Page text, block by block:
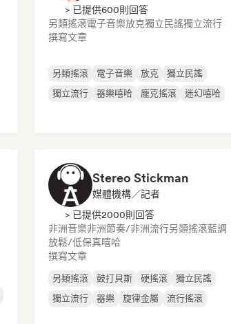
> 已提供600則回答
另類搖滾電子音樂放克獨立民謠獨立流行
撰寫文章
另類搖滾 電子音樂 放克
獨立民謠
獨立流行
器樂嘻哈 龐克搖滾 迷幻嘻哈
Stereo Stickman
媒體機構／記者
> 已提供2000則回答
非洲音樂非洲節奏/非洲流行另類搖滾藍調
放鬆/低保真嘻哈
撰寫文章
另類搖滾 鼓打貝斯 硬搖滾
獨立民謠
獨立流行
器樂 旋律金屬 流行搖滾